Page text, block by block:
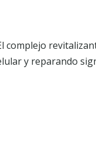
complejo
y reparando